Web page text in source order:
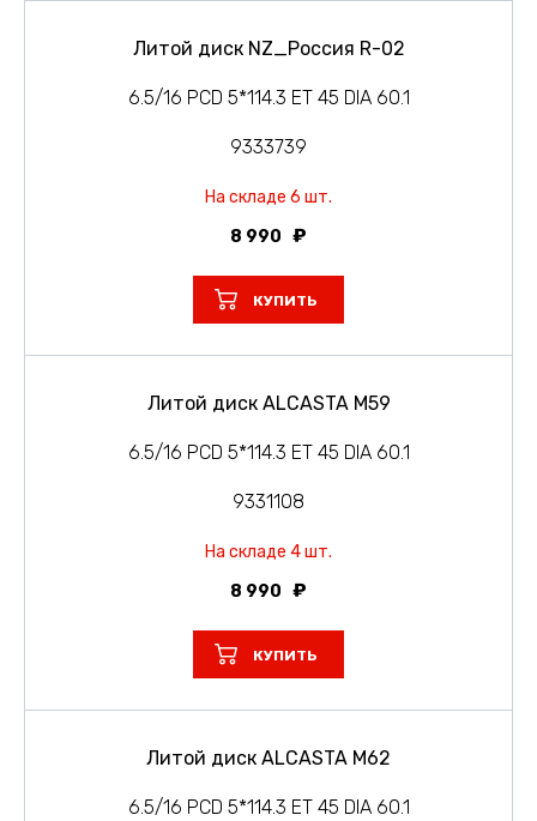
Литой диск NZ_Россия R-02
6.5/16 PCD 5*114.3 ET 45 DIA 60.1
9333739
На складе 6 шт.
8 990
КУПИТЬ
Литой диск ALCASTA M59
6.5/16 PCD 5*114.3 ET 45 DIA 60.1
9331108
На складе 4 шт.
8 990
КУПИТЬ
Литой диск ALCASTA M62
6.5/16 PCD 5*114.3 ET 45 DIA 60.1